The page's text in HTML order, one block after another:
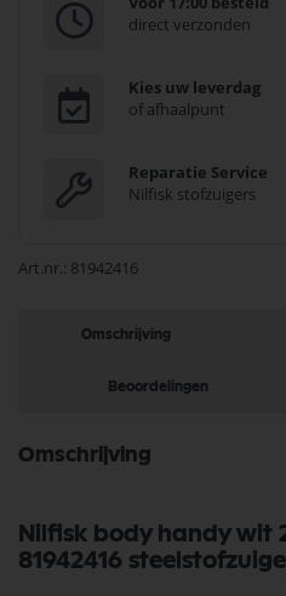
direct verzonden
Kies uw leverdag
of afhaalpunt
Reparatie Service
Nilfisk stofzuigers
Art.nr. 81942416
Omschrijving
Beoordelingen
Omschrijving
Nilfisk body handy wit
81942416